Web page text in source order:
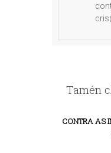
Tamén
CONTRA AS